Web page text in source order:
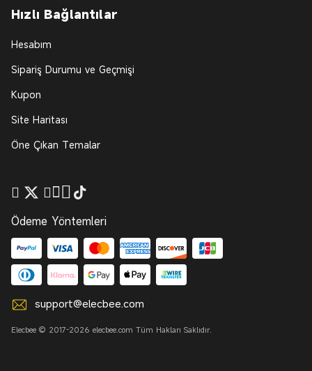
Hızlı Bağlantılar
Hesabım
Sipariş Durumu ve Geçmişi
Kupon
Site Haritası
Öne Çıkan Temalar
Ödeme Yöntemleri
support@elecbee.com
Elecbee © 2017-2026 elecbee.com Tüm Hakları Saklıdır.